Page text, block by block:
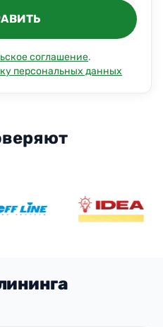
соглашение.
персональных данных